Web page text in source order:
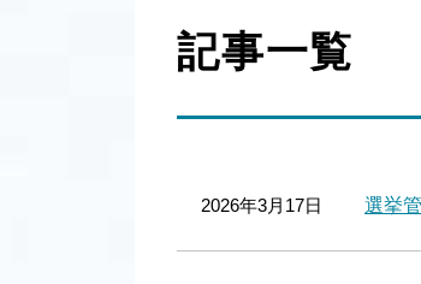
記事一覧
2026年3月17日 選挙